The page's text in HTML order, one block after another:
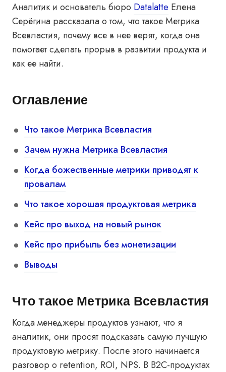
Аналитик и основатель бюро Datalatte Елена
Серёгина рассказала о том, что такое Метрика
Всевластия, почему все в нее верят, когда она
помогает сделать прорыв в развитии продукта и
как ее найти.
Оглавление
Что такое Метрика Всевластия
Зачем нужна Метрика Всевластия
Когда божественные метрики приводят к
провалам
Что такое хорошая продуктовая метрика
Кейс про выход на новый рынок
Кейс про прибыль без монетизации
Выводы
Что такое Метрика Всевластия
Когда менеджеры продуктов узнают, что я
аналитик, они просят подсказать самую лучшую
продуктовую метрику. После этого начинается
разговор о retention, ROI, NPS. В B2C-продуктах